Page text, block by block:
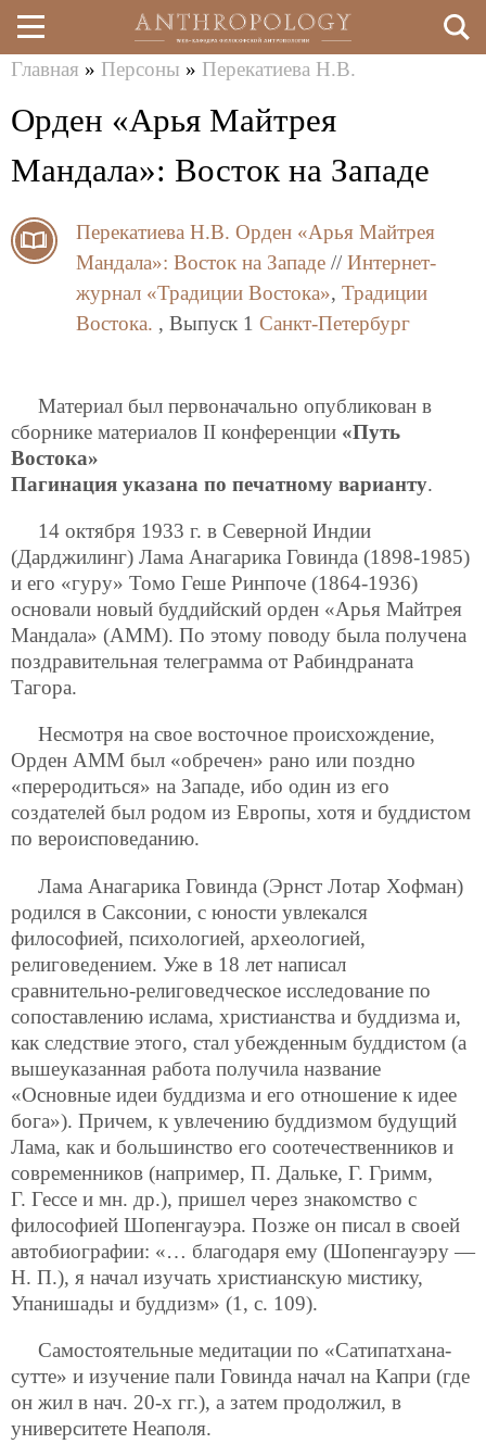
Перейти
к
основному
здесь
Главная » Персоны » Перекатиева Н.В.
Орден «Арья Майтрея
Мандала»: Восток на Западе
Перекатиева Н.В. Орден «Арья Майтрея
Мандала»: Восток на Западе // Интернет-
журнал «Традиции Востока», Традиции
Востока. , Выпуск 1 Санкт-Петербург
Материал был первоначально опубликован в
сборнике материалов II конференции «Путь
Востока»
Пагинация указана по печатному варианту.
14 октября 1933 г. в Северной Индии
(Дарджилинг) Лама Анагарика Говинда (1898-1985)
и его «гуру» Томо Геше Ринпоче (1864-1936)
основали новый буддийский орден «Арья Майтрея
Мандала» (АММ). По этому поводу была получена
поздравительная телеграмма от Рабиндраната
Тагора.
Несмотря на свое восточное происхождение,
Орден АММ был «обречен» рано или поздно
«переродиться» на Западе, ибо один из его
создателей был родом из Европы, хотя и буддистом
по вероисповеданию.
Лама Анагарика Говинда (Эрнст Лотар Хофман)
родился в Саксонии, с юности увлекался
философией, психологией, археологией,
религоведением. Уже в 18 лет написал
сравнительно-религоведческое исследование по
сопоставлению ислама, христианства и буддизма и,
как следствие этого, стал убежденным буддистом (а
вышеуказанная работа получила название
«Основные идеи буддизма и его отношение к идее
бога»). Причем, к увлечению буддизмом будущий
Лама, как и большинство его соотечественников и
современников (например, П. Дальке, Г. Гримм,
Г. Гессе и мн. др.), пришел через знакомство с
философией Шопенгауэра. Позже он писал в своей
автобиографии: «… благодаря ему (Шопенгауэру —
Н. П.), я начал изучать христианскую мистику,
Упанишады и буддизм» (1, с. 109).
Самостоятельные медитации по «Сатипатхана-
сутте» и изучение пали Говинда начал на Капри (где
он жил в нач. 20-х гг.), а затем продолжил, в
университете Неаполя.